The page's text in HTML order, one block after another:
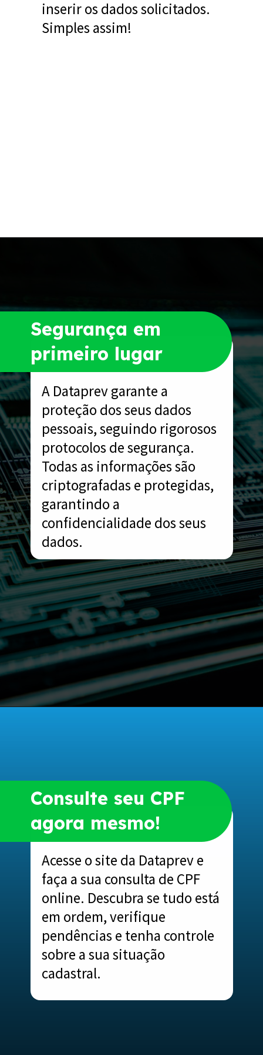
inserir os dados solicitados.
Simples assim!
A Dataprev garante a
proteção dos seus dados
pessoais, seguindo rigorosos
protocolos de segurança.
Todas as informações são
criptografadas e protegidas,
garantindo a
confidencialidade dos seus
dados.
Segurança em
primeiro lugar
Acesse o site da Dataprev e
faça a sua consulta de CPF
online. Descubra se tudo está
em ordem, verifique
pendências e tenha controle
sobre a sua situação
cadastral.
Consulte seu CPF
agora mesmo!